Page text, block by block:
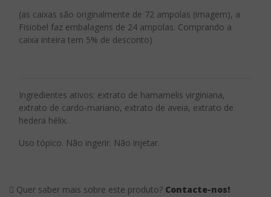
(as caixas são originalmente de 72 ampolas (imagem), a
Fisiobel faz embalagens de 24 ampolas. Comprando a
caixa inteira tem 5% de desconto)
Ingredientes ativos: extrato de hamamelis virginiana,
extrato de cardo-mariano, extrato de aveia, extrato de
hedera hélix.
Uso tópico. Não ingerir. Não injetar.
Quer saber mais sobre este produto? Contacte-nos!